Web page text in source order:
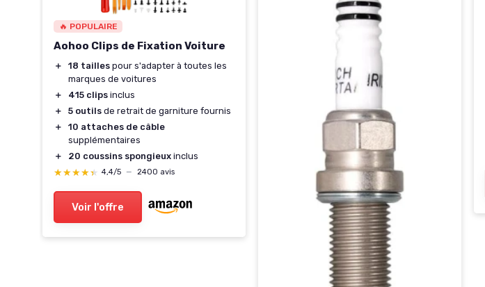
🔥 POPULAIRE
Aohoo Clips de Fixation Voiture
＋ 18 tailles pour s'adapter à toutes les
marques de voitures
＋
415 clips inclus
＋
5 outils de retrait de garniture fournis
＋
10 attaches de câble
supplémentaires
＋
20 coussins spongieux inclus
★★★★★
★★★★★ 4,4/5 — 2400 avis
Voir l'offre